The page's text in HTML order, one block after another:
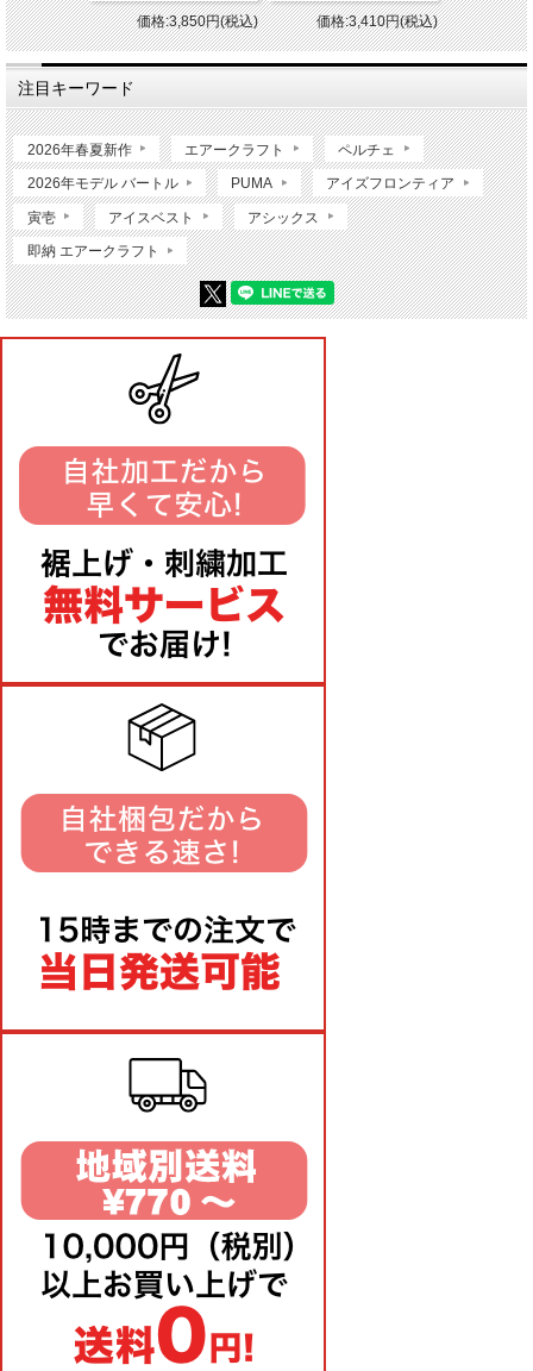
価格:3,850円(税込) 価格:3,410円(税込)
注目キーワード
2026年春夏新作 エアークラフト ペルチェ
2026年モデル バートル PUMA アイズフロンティア
寅壱 アイスベスト アシックス
即納 エアークラフト